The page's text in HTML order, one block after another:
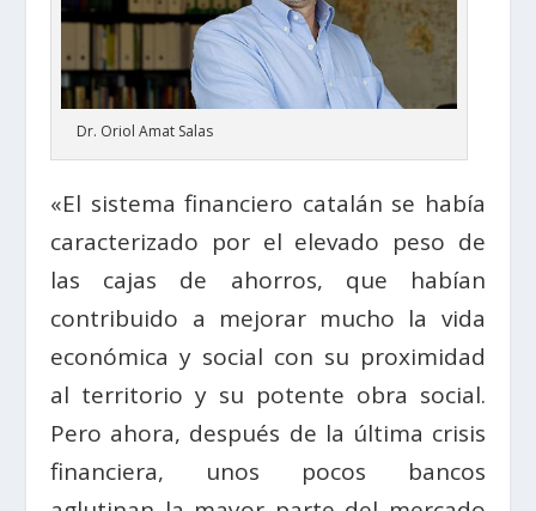
Dr. Oriol Amat Salas
«El sistema financiero catalán se había
caracterizado por el elevado peso de
las cajas de ahorros, que habían
contribuido a mejorar mucho la vida
económica y social con su proximidad
al territorio y su potente obra social.
Pero ahora, después de la última crisis
financiera, unos pocos bancos